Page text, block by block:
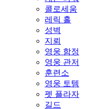
콜로세움
레릭 홀
성벽
지뢰
영웅 함정
영웅 관저
훈련소
영웅 토템
펫 플라자
길드